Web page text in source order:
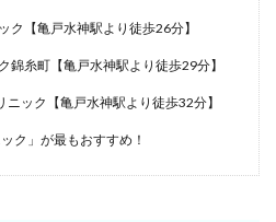
ク【亀戸水神駅より徒歩26分】
錦糸町【亀戸水神駅より徒歩29分】
ニック【亀戸水神駅より徒歩32分】
ク」が最もおすすめ！